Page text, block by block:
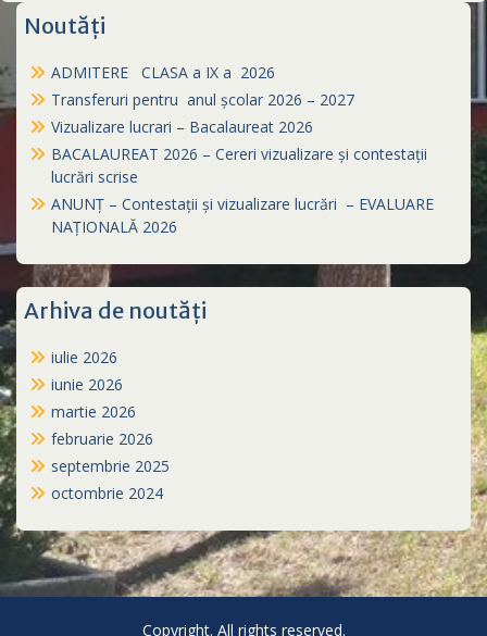
Noutăți
ADMITERE CLASA a IX a 2026
Transferuri pentru anul școlar 2026 – 2027
Vizualizare lucrari – Bacalaureat 2026
BACALAUREAT 2026 – Cereri vizualizare și contestații
lucrări scrise
ANUNȚ – Contestații și vizualizare lucrări – EVALUARE
NAȚIONALĂ 2026
Arhiva de noutăți
iulie 2026
iunie 2026
martie 2026
februarie 2026
septembrie 2025
octombrie 2024
Copyright. All rights reserved.